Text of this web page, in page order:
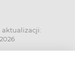
aktualizacji: